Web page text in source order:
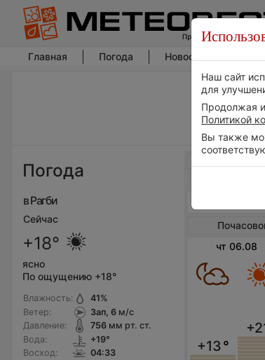
Главная Погода Новости погоды
Погода
в Рагби
Сейчас
+18°
ясно
По ощущению +18°
Влажность:
Ветер:
Давление:
Вода:
Восход:
41%
Зап, 6м/с
756мм рт. ст.
+19°
04:33
чт 06.08
+13°
Наш сайт
для
Продолжая
Политикой
Вы также